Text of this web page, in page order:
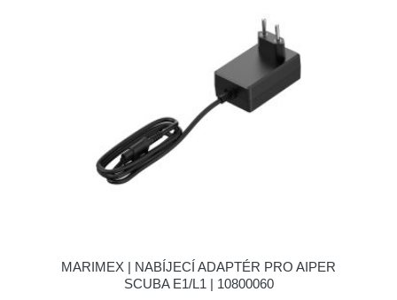
MARIMEX | NABÍJECÍ ADAPTÉR PRO AIPER
SCUBA E1/L1 | 10800060